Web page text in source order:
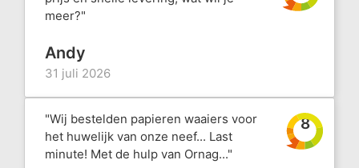
meer?"
Andy
31 juli 2026
"Wij bestelden papieren waaiers voor
het huwelijk van onze neef... Last
minute! Met de hulp van Ornag..."
8